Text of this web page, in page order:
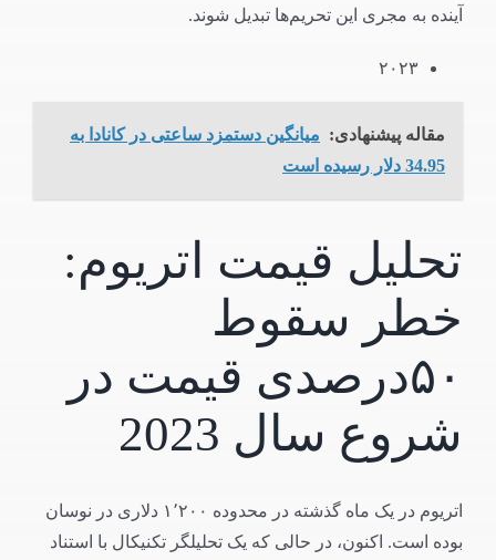
آینده به مجری این تحریم‌ها تبدیل شوند.
۲۰۲۳
مقاله پیشنهادی: میانگین دستمزد ساعتی در کانادا به
34.95 دلار رسیده است
تحلیل قیمت اتریوم:
خطر سقوط
۵۰درصدی قیمت در
شروع سال 2023
اتریوم در یک ماه گذشته در محدوده ۱٬۲۰۰ دلاری در نوسان
بوده است. اکنون، در حالی که یک تحلیلگر تکنیکال با استناد